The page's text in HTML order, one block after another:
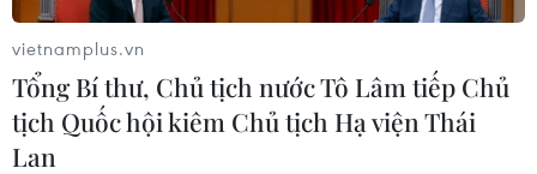
vietnamplus.vn
Tổng Bí thư, Chủ tịch nước Tô Lâm tiếp Chủ
tịch Quốc hội kiêm Chủ tịch Hạ viện Thái
Lan